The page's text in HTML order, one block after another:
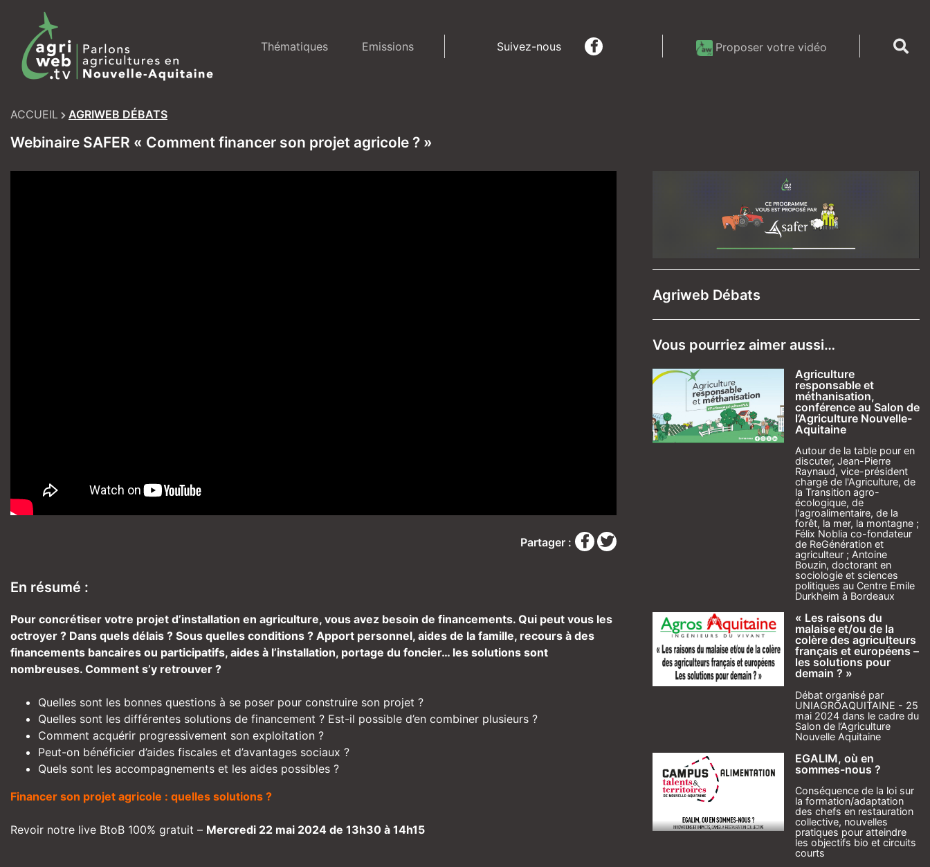
content
Thématiques Emissions Suivez-nous Proposer votre vidéo
ACCUEIL AGRIWEB DÉBATS
Webinaire SAFER « Comment financer son projet agricole ? »
Partager :
En résumé :
Pour concrétiser votre projet d’installation en agriculture, vous avez besoin de financements. Qui peut vous les
octroyer ? Dans quels délais ? Sous quelles conditions ? Apport personnel, aides de la famille, recours à des
financements bancaires ou participatifs, aides à l’installation, portage du foncier… les solutions sont
nombreuses. Comment s’y retrouver ?
Quelles sont les bonnes questions à se poser pour construire son projet ?
Quelles sont les différentes solutions de financement ? Est-il possible d’en combiner plusieurs ?
Comment acquérir progressivement son exploitation ?
Peut-on bénéficier d’aides fiscales et d’avantages sociaux ?
Quels sont les accompagnements et les aides possibles ?
Financer son projet agricole : quelles solutions ?
Revoir notre live BtoB 100% gratuit – Mercredi 22 mai 2024 de 13h30 à 14h15
Agriweb Débats
Vous pourriez aimer aussi…
Agriculture
responsable et
méthanisation,
conférence au Salon de
l’Agriculture Nouvelle-
Aquitaine
Autour de la table pour en
discuter, Jean-Pierre
Raynaud, vice-président
chargé de l'Agriculture, de
la Transition agro-
écologique, de
l'agroalimentaire, de la
forêt, la mer, la montagne ;
Félix Noblia co-fondateur
de ReGénération et
agriculteur ; Antoine
Bouzin, doctorant en
sociologie et sciences
politiques au Centre Emile
Durkheim à Bordeaux
« Les raisons du
malaise et/ou de la
colère des agriculteurs
français et européens –
les solutions pour
demain ? »
Débat organisé par
UNIAGROAQUITAINE - 25
mai 2024 dans le cadre du
Salon de l’Agriculture
Nouvelle Aquitaine
EGALIM, où en
sommes-nous ?
Conséquence de la loi sur
la formation/adaptation
des chefs en restauration
collective, nouvelles
pratiques pour atteindre
les objectifs bio et circuits
courts